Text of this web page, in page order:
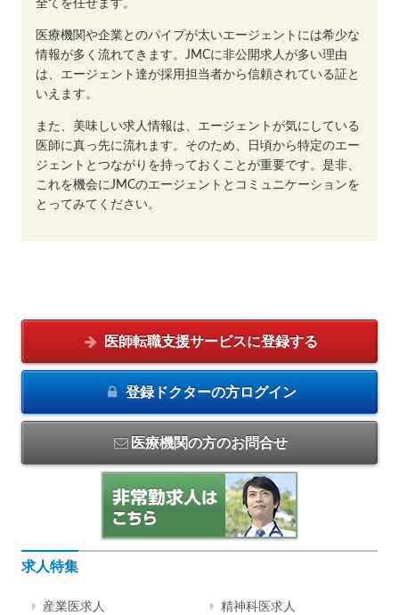
全てを任せます。
医療機関や企業とのパイプが太いエージェントには希少な
情報が多く流れてきます。JMCに非公開求人が多い理由
は、エージェント達が採用担当者から信頼されている証と
いえます。
また、美味しい求人情報は、エージェントが気にしている
医師に真っ先に流れます。そのため、日頃から特定のエー
ジェントとつながりを持っておくことが重要です。是非、
これを機会にJMCのエージェントとコミュニケーションを
とってみてください。
医師転職支援サービスに登録する
登録ドクターの方ログイン
医療機関の方のお問合せ
求人特集
産業医求人 精神科医求人